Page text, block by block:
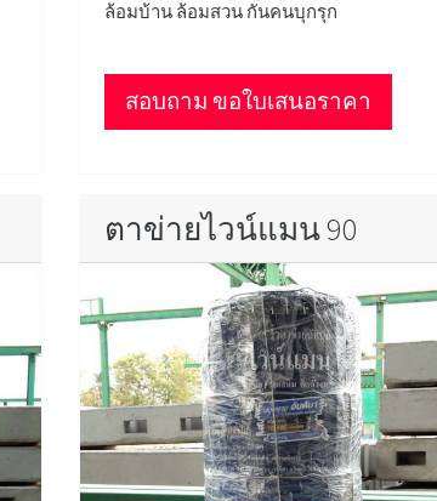
ล้อมบ้าน ล้อมสวน กันคนบุกรุก
สอบถาม ขอใบเสนอราคา
ตาข่ายไวน์แมน 90